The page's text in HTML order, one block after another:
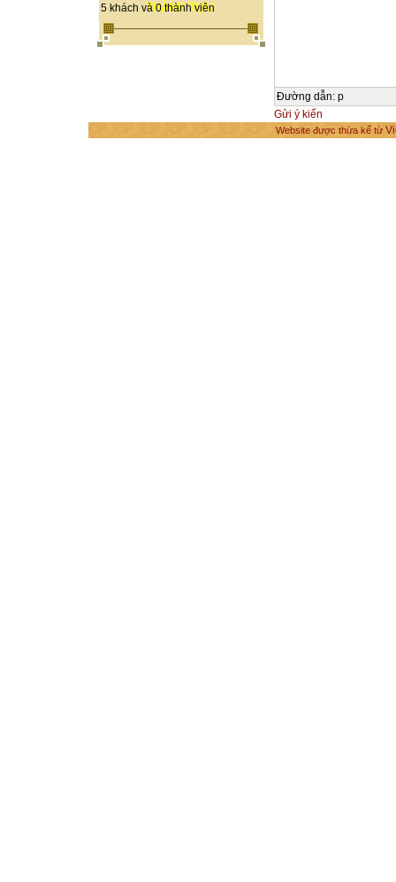
THÀNH TỰU
5 khách và 0 thành viên
Đường dẫn: p
Gửi ý kiến
Website được thừa kế từ